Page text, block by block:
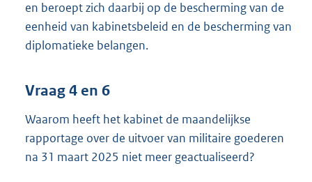
en beroept zich daarbij op de bescherming van de
eenheid van kabinetsbeleid en de bescherming van
diplomatieke belangen.
Vraag 4 en 6
Waarom heeft het kabinet de maandelijkse
rapportage over de uitvoer van militaire goederen
na 31 maart 2025 niet meer geactualiseerd?